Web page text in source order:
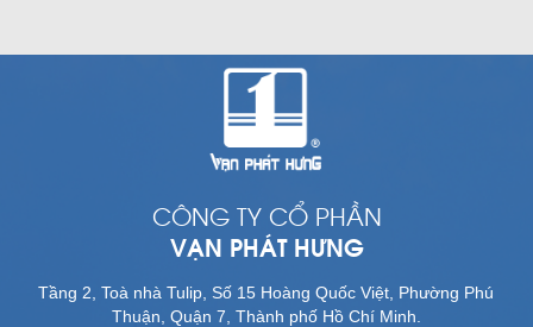
CÔNG TY CỔ PHẦN
VẠN PHÁT HƯNG
Tầng 2, Toà nhà Tulip, Số 15 Hoàng Quốc Việt, Phường Phú
Thuận, Quận 7, Thành phố Hồ Chí Minh.